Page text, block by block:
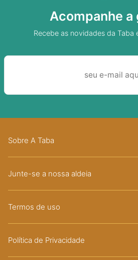
Acompanhe a
Recebe as novidades da Taba
Sobre A Taba
Junte-se a nossa aldeia
Termos de uso
Política de Privacidade